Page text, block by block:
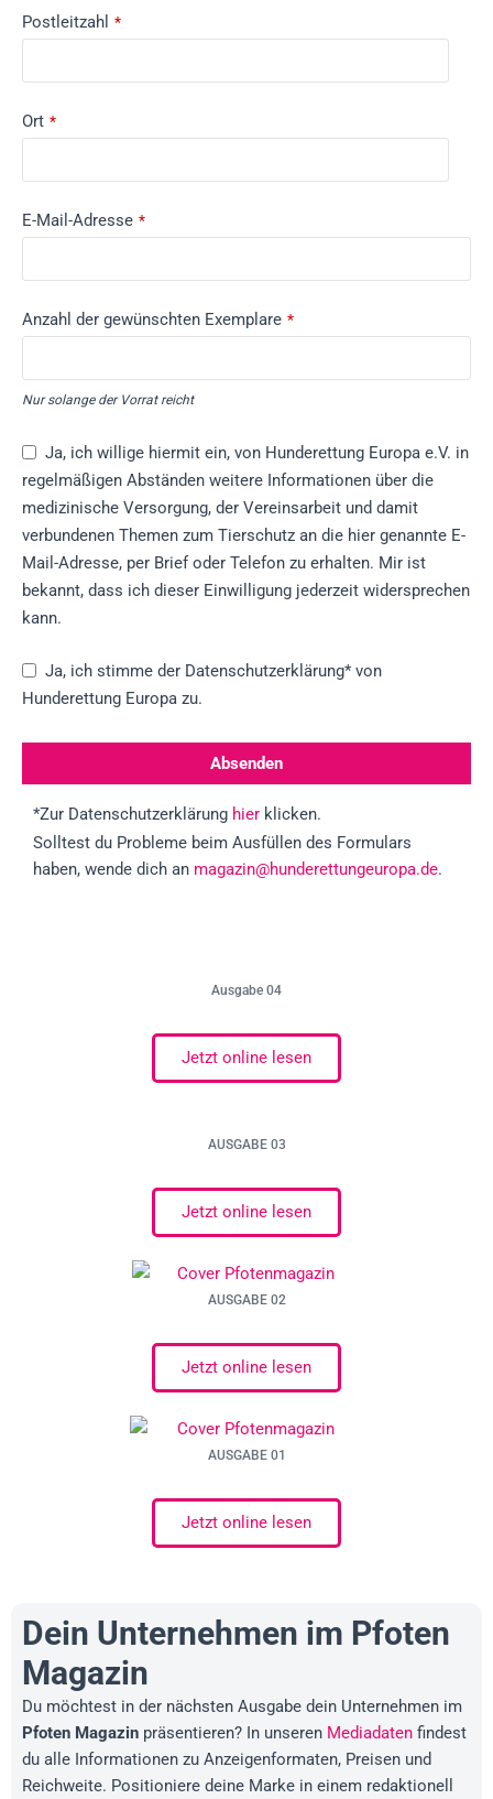
Postleitzahl *
Ort *
E-Mail-Adresse *
Phone
Anzahl der gewünschten Exemplare *
Nur solange der Vorrat reicht
Ja, ich willige hiermit ein, von Hunderettung Europa e.V. in
regelmäßigen Abständen weitere Informationen über die
medizinische Versorgung, der Vereinsarbeit und damit
verbundenen Themen zum Tierschutz an die hier genannte E-
Mail-Adresse, per Brief oder Telefon zu erhalten. Mir ist
bekannt, dass ich dieser Einwilligung jederzeit widersprechen
kann.
Ja, ich stimme der Datenschutzerklärung* von
Hunderettung Europa zu.
Absenden
*Zur Datenschutzerklärung hier klicken.
Solltest du Probleme beim Ausfüllen des Formulars
haben, wende dich an magazin@hunderettungeuropa.de.
Ausgabe 04
Jetzt online lesen
AUSGABE 03
Jetzt online lesen
AUSGABE 02
Jetzt online lesen
AUSGABE 01
Jetzt online lesen
Dein Unternehmen im Pfoten
Magazin
Du möchtest in der nächsten Ausgabe dein Unternehmen im
Pfoten Magazin präsentieren? In unseren Mediadaten findest
du alle Informationen zu Anzeigenformaten, Preisen und
Reichweite. Positioniere deine Marke in einem redaktionell